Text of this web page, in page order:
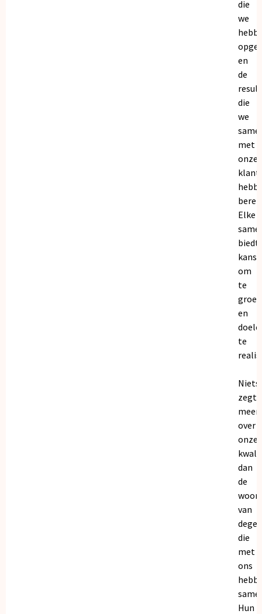
die
we
en
de
die
we
met
onze
Elke
biedt
om
te
en
te
Niets
zegt
meer
over
onze
dan
de
van
die
met
ons
Hun